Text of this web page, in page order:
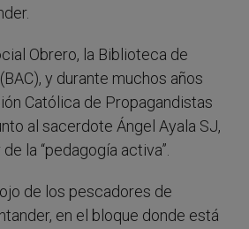
Obrero, la Biblioteca de
y durante muchos años
Católica de Propagandistas
al sacerdote Ángel Ayala SJ,
la “pedagogía activa”.
de los pescadores de
en el bloque donde está